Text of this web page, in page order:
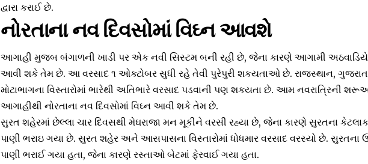
દ્વારા કરાઈ છે.
નોરતાના નવ દિવસોમાં વિઘ્ન આવશે
આગાહી મુજબ બંગાળની ખાડી પર એક નવી સિસ્ટમ બની રહી છે, જેના કારણે આગામી
આવી શકે તેમ છે. આ વરસાદ ૧ ઓક્ટોબર સુધી રહે તેવી પુરેપુરી શકયતાઓ છે. રાજસ્થાન, ગુજરાત
મોટાભાગના વિસ્તારોમાં ભારેથી અતિભારે વરસાદ પડવાની પણ શકયતા છે. આમ નવરાત્રિની
આગાહીથી નોરતાના નવ દિવસોમાં વિઘ્ન આવી શકે તેમ છે.
સુરત શહેરમાં છેલ્લા ચાર દિવસથી મેઘરાજા મન મૂકીને વરસી રહ્યા છે, જેના કારણે સુરતના કેટલાક
પાણી ભરાઇ ગયા છે. સુરત શહેર અને આસપાસના વિસ્તારોમાં ધોધમાર વરસાદ વરસ્યો છે. સુરતના
પાણી ભરાઈ ગયા હતા, જેના કારણે રસ્તાઓ બેટમાં ફેરવાઈ ગયા હતા.